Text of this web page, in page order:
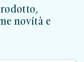
novità e